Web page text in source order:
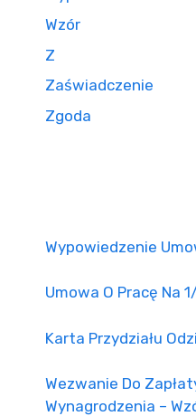
Wzór
Z
Zaświadczenie
Zgoda
Wypowiedzenie
Umowa O Pracę Na
Karta Przydziału
Wezwanie Do
Wynagrodzenia –